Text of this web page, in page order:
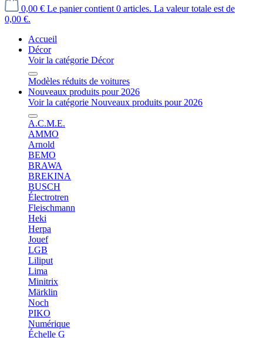
0,00 € Le panier contient 0 articles. La valeur totale est de
0,00 €.
Accueil
Décor
Voir la catégorie Décor
Modèles réduits de voitures
Nouveaux produits pour 2026
Voir la catégorie Nouveaux produits pour 2026
A.C.M.E.
AMMO
Arnold
BEMO
BRAWA
BREKINA
BUSCH
Électrotren
Fleischmann
Heki
Herpa
Jouef
LGB
Liliput
Lima
Minitrix
Märklin
Noch
PIKO
Numérique
Échelle G